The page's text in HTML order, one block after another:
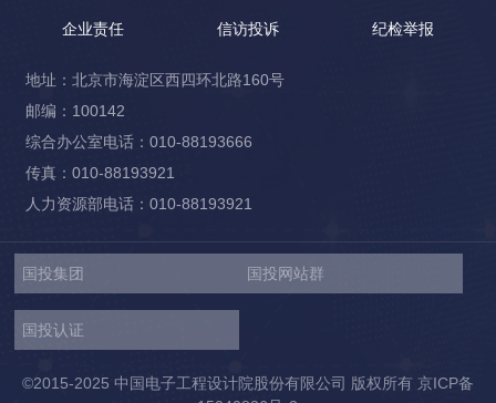
企业责任 信访投诉 纪检举报
地址：北京市海淀区西四环北路160号
邮编：100142
综合办公室电话：010-88193666
传真：010-88193921
人力资源部电话：010-88193921
国投集团 国投网站群
国投认证
©2015-2025 中国电子工程设计院股份有限公司 版权所有 京ICP备